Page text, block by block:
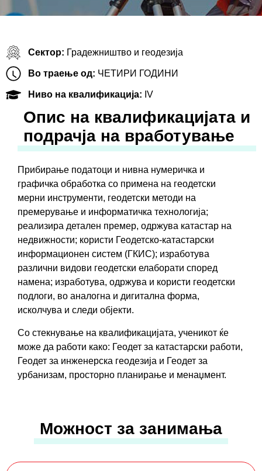
Сектор: Градежништво и геодезија
Во траење од: ЧЕТИРИ ГОДИНИ
Ниво на квалификација: IV
Oпис на квалификацијата и
подрачја на вработување
Прибирање податоци и нивна нумеричка и
графичка обработка со примена на геодетски
мерни инструменти, геодетски методи на
премерување и информатичка технологија;
реализира детален премер, одржува катастар на
недвижности; користи Геодетско-катастарски
информационен систем (ГКИС); изработува
различни видови геодетски елаборати според
намена; изработува, одржува и користи геодетски
подлоги, во аналогна и дигитална форма,
исколчува и следи објекти.
Со стекнување на квалификацијата, ученикот ќе
може да работи како: Геодет за катастарски работи,
Геодет за инженерска геодезија и Геодет за
урбанизам, просторно планирање и менаџмент.
Можност за занимања